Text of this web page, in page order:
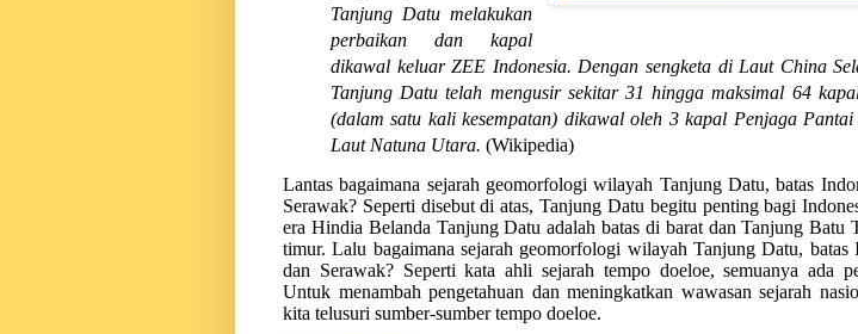
Tanjung Datu melakukan
perbaikan dan kapal
dikawal keluar ZEE Indonesia. Dengan sengketa di Laut China
Tanjung Datu telah mengusir sekitar 31 hingga maksimal 64
(dalam satu kali kesempatan) dikawal oleh 3 kapal Penjaga
Laut Natuna Utara. (Wikipedia)
Lantas bagaimana sejarah geomorfologi wilayah Tanjung Datu, batas
Serawak? Seperti disebut di atas,Tanjung Datu begitu penting bagi
era Hindia Belanda Tanjung Datu adalah batas di barat dan Tanjung Batu
timur.Lalu bagaimana sejarah geomorfologi wilayah Tanjung Datu, batas
dan Serawak? Seperti kata ahli sejarah tempo doeloe, semuanya ada
Untuk menambah pengetahuan dan meningkatkan wawasan sejarah
kita telusuri sumber-sumber tempo doeloe.